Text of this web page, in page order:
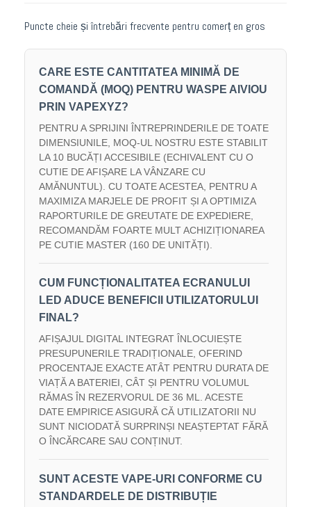
Puncte cheie și întrebări frecvente pentru comerț en gros
CARE ESTE CANTITATEA MINIMĂ DE
COMANDĂ (MOQ) PENTRU WASPE AIVIOU
PRIN VAPEXYZ?
PENTRU A SPRIJINI ÎNTREPRINDERILE DE TOATE
DIMENSIUNILE, MOQ-UL NOSTRU ESTE STABILIT
LA 10 BUCĂȚI ACCESIBILE (ECHIVALENT CU O
CUTIE DE AFIȘARE LA VÂNZARE CU
AMĂNUNTUL). CU TOATE ACESTEA, PENTRU A
MAXIMIZA MARJELE DE PROFIT ȘI A OPTIMIZA
RAPORTURILE DE GREUTATE DE EXPEDIERE,
RECOMANDĂM FOARTE MULT ACHIZIȚIONAREA
PE CUTIE MASTER (160 DE UNITĂȚI).
CUM FUNCȚIONALITATEA ECRANULUI
LED ADUCE BENEFICII UTILIZATORULUI
FINAL?
AFIȘAJUL DIGITAL INTEGRAT ÎNLOCUIEȘTE
PRESUPUNERILE TRADIȚIONALE, OFERIND
PROCENTAJE EXACTE ATÂT PENTRU DURATA DE
VIAȚĂ A BATERIEI, CÂT ȘI PENTRU VOLUMUL
RĂMAS ÎN REZERVORUL DE 36 ML. ACESTE
DATE EMPIRICE ASIGURĂ CĂ UTILIZATORII NU
SUNT NICIODATĂ SURPRINȘI NEAȘTEPTAT FĂRĂ
O ÎNCĂRCARE SAU CONȚINUT.
SUNT ACESTE VAPE-URI CONFORME CU
STANDARDELE DE DISTRIBUȚIE